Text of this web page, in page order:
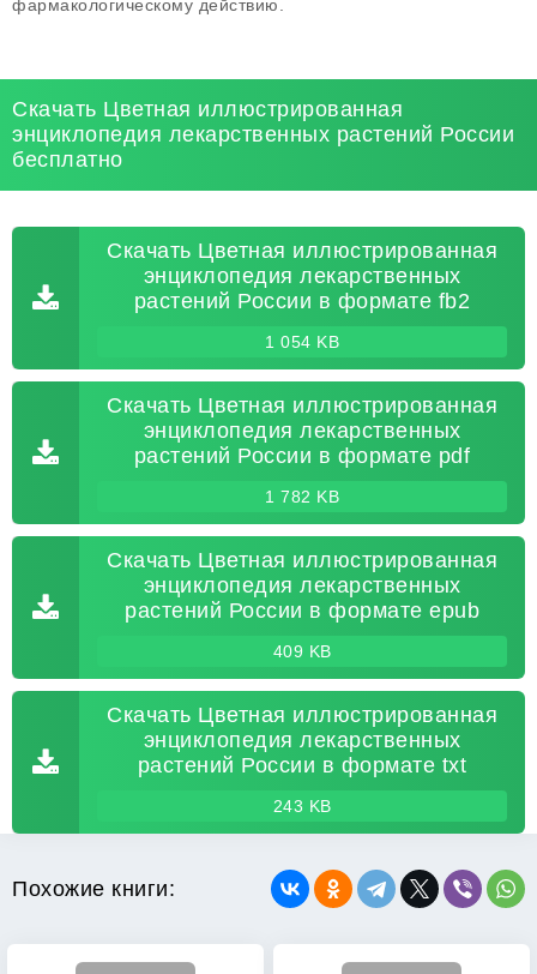
фармакологическому действию.
Скачать Цветная иллюстрированная
энциклопедия лекарственных растений России
бесплатно
Скачать Цветная иллюстрированная
энциклопедия лекарственных
растений России в формате fb2
1 054 KB
Скачать Цветная иллюстрированная
энциклопедия лекарственных
растений России в формате pdf
1 782 KB
Скачать Цветная иллюстрированная
энциклопедия лекарственных
растений России в формате epub
409 KB
Скачать Цветная иллюстрированная
энциклопедия лекарственных
растений России в формате txt
243 KB
Похожие книги: